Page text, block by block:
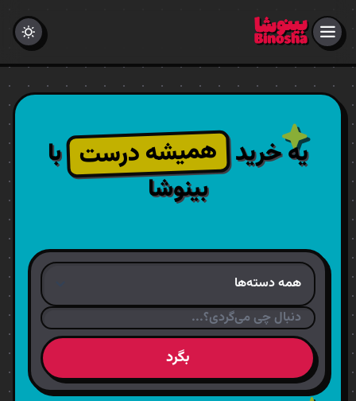
یه خرید همیشه درست با
بینوشا
بگرد